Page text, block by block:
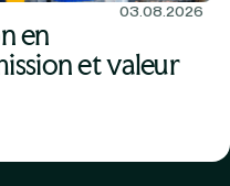
03.08.2026
en
et valeur